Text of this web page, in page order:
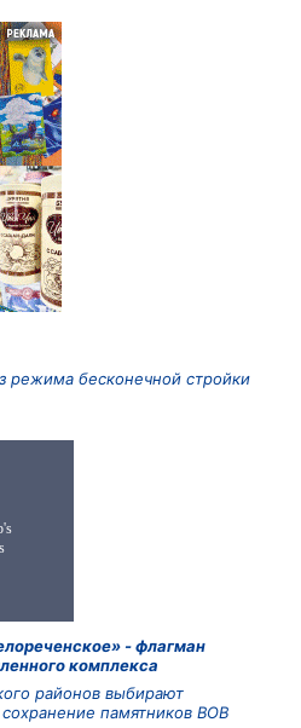
режима бесконечной стройки
- флагман
комплекса
районов выбирают
сохранение памятников ВОВ